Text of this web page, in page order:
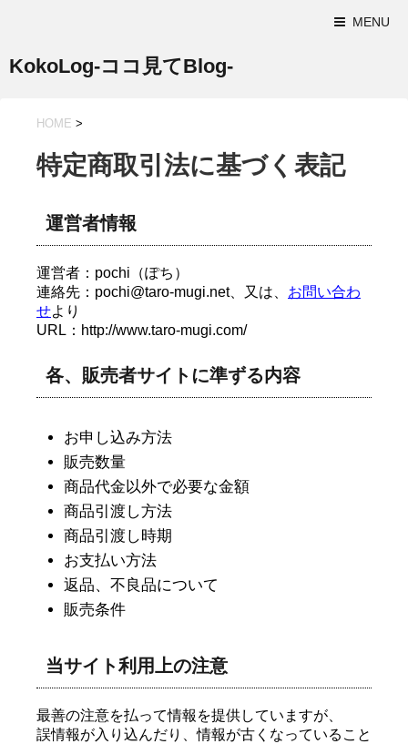
MENU
KokoLog-ココ見てBlog-
HOME >
特定商取引法に基づく表記
運営者情報
運営者：pochi（ぽち）
連絡先：pochi@taro-mugi.net、又は、 お問い合わ
せより
URL：http://www.taro-mugi.com/
各、販売者サイトに準ずる内容
お申し込み方法
販売数量
商品代金以外で必要な金額
商品引渡し方法
商品引渡し時期
お支払い方法
返品、不良品について
販売条件
当サイト利用上の注意
最善の注意を払って情報を提供していますが、
誤情報が入り込んだり、情報が古くなっていること